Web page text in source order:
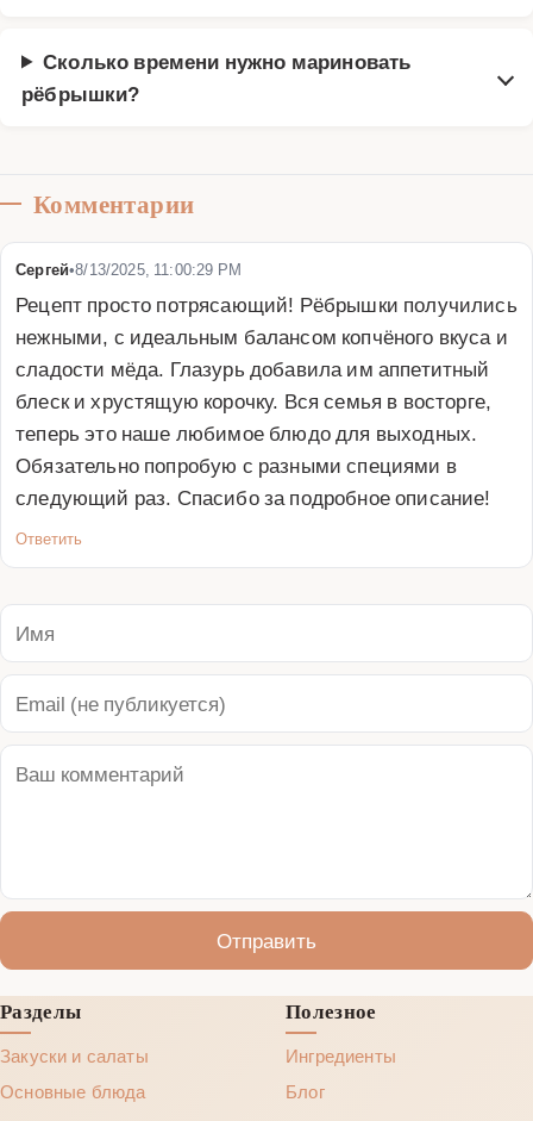
Сколько времени нужно мариновать
рёбрышки?
Комментарии
Сергей•8/13/2025, 11:00:29 PM
Рецепт просто потрясающий! Рёбрышки получились
нежными, с идеальным балансом копчёного вкуса и
сладости мёда. Глазурь добавила им аппетитный
блеск и хрустящую корочку. Вся семья в восторге,
теперь это наше любимое блюдо для выходных.
Обязательно попробую с разными специями в
следующий раз. Спасибо за подробное описание!
Ответить
Отправить
Разделы
Закуски и салаты
Основные блюда
Полезное
Ингредиенты
Блог